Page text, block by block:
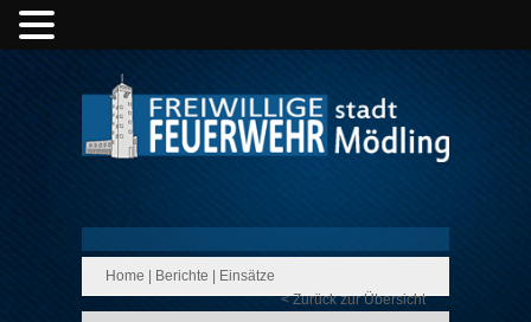
Home Berichte
Einsätze
< Zurück zur Übersicht